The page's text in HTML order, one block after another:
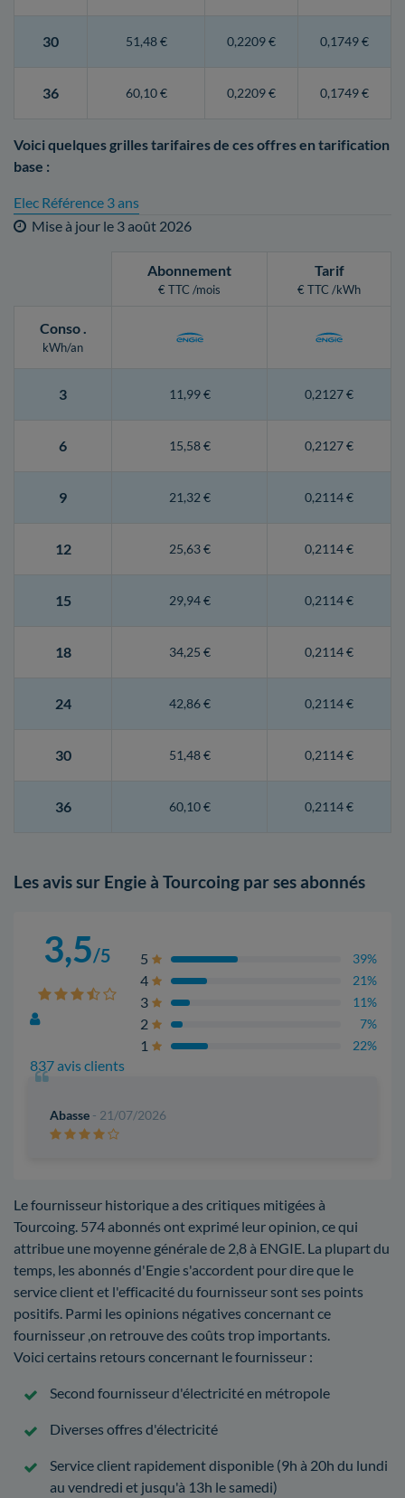
30 51,48 € 0,2209 € 0,1749 €
36 60,10 € 0,2209 € 0,1749 €
Voici quelques grilles tarifaires de ces offres en tarification
base :
Elec Référence 3 ans
Mise à jour le 3 août 2026
Abonnement
€ TTC /mois
Tarif
€ TTC /kWh
Conso.
kWh/an
3 11,99 € 0,2127 €
6 15,58 € 0,2127 €
9 21,32 € 0,2114 €
12 25,63 € 0,2114 €
15 29,94 € 0,2114 €
18 34,25 € 0,2114 €
24 42,86 € 0,2114 €
30 51,48 € 0,2114 €
36 60,10 € 0,2114 €
Les avis sur Engie à Tourcoing par ses abonnés
3,5/5
837 avis clients
5 39%
4 21%
3 11%
2 7%
1 22%
Abasse - 21/07/2026
Le fournisseur historique a des critiques mitigées à
Tourcoing. 574 abonnés ont exprimé leur opinion, ce qui
attribue une moyenne générale de 2,8 à ENGIE. La plupart du
temps, les abonnés d'Engie s'accordent pour dire que le
service client et l'efficacité du fournisseur sont ses points
positifs. Parmi les opinions négatives concernant ce
fournisseur ,on retrouve des coûts trop importants.
Voici certains retours concernant le fournisseur :
Second fournisseur d'électricité en métropole
Diverses offres d'électricité
Service client rapidement disponible (9h à 20h du lundi
au vendredi et jusqu'à 13h le samedi)